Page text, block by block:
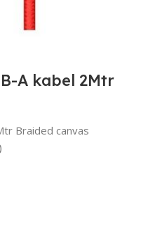
A kabel 2Mtr
Braided canvas